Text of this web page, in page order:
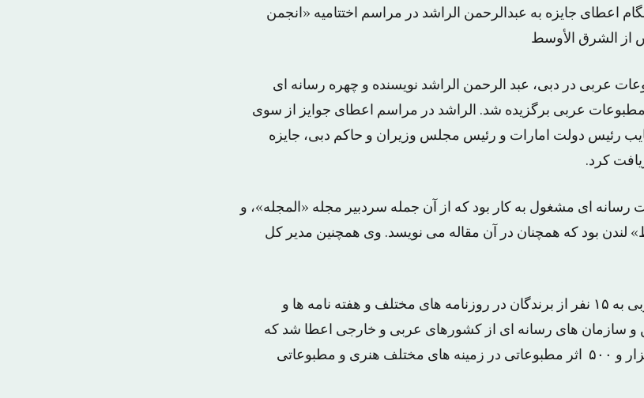
اعطای جایزه به عبدالرحمن الراشد در مراسم اختتامیه «انجمن
الشرق الأوسط
عربی در دبی، عبد الرحمن الراشد نویسنده و چهره رسانه ای
عربی برگزیده شد. الراشد در مراسم اعطای جوایز از سوی
رئیس دولت امارات و رئیس مجلس وزیران و حاکم دبی، جایزه
کرد.
رسانه ای مشغول به کار بود که از آن جمله سردبیر مجله «المجله»، و
لندن بود که همچنان در آن مقاله می نویسد. وی همچنین مدیر کل
علاوه بر این جوایز مطبوعات عربی به ۱۵ نفر از برندگان در روزنامه های مختلف و هفته نامه ها و
و سازمان های رسانه ای از کشورهای عربی و خارجی اعطا شد که
مقالات آن ها از میان بیش از ۵ هزار و ۵۰۰ اثر مطبوعاتی در زمینه های مختلف هنری و مطبوعاتی